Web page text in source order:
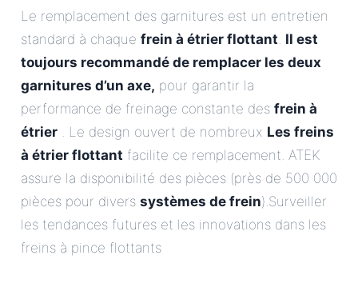
Le remplacement des garnitures est un entretien
standard à chaque frein à étrier flottant. Il est
toujours recommandé de remplacer les deux
garnitures d’un axe, pour garantir la
performance de freinage constante des frein à
étrier . Le design ouvert de nombreux Les freins
à étrier flottant facilite ce remplacement. ATEK
assure la disponibilité des pièces (près de 500 000
pièces pour divers systèmes de frein).Surveiller
les tendances futures et les innovations dans les
freins à pince flottants